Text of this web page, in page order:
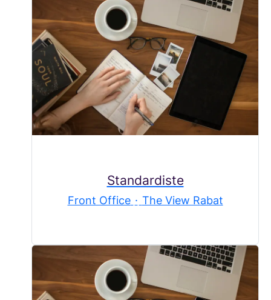
Standardiste
Front Office · The View Rabat